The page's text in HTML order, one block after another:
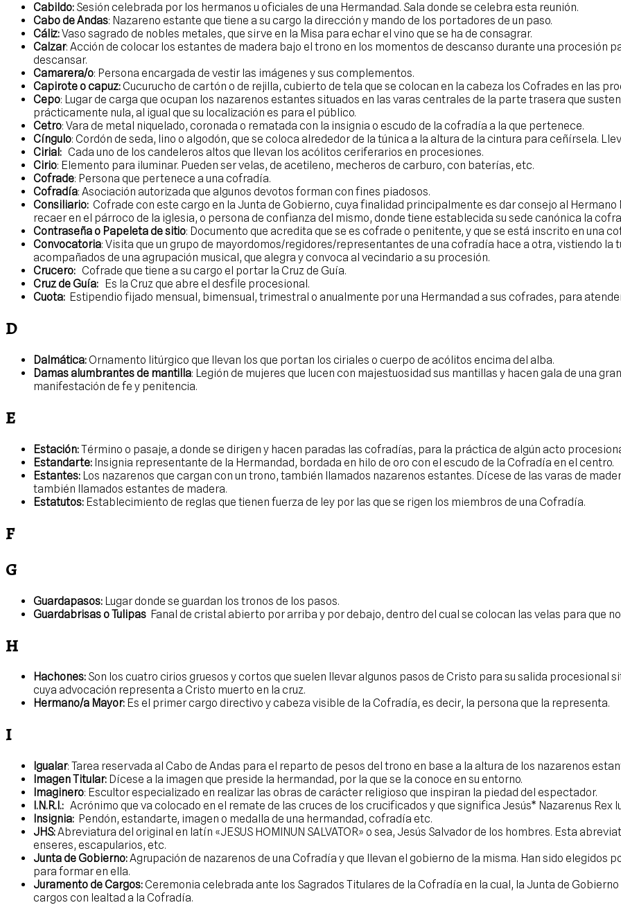
Cabildo: Sesión celebrada por los hermanos u oficiales de una Hermandad. Sala donde se celebra esta reunión.
Cabo de Andas: Nazareno estante que tiene a su cargo la dirección y mando de los portadores de un paso.
Cáliz:Vaso sagrado de nobles metales, que sirve en la Misa para echar el vino que se ha de consagrar.
Calzar: Acción de colocar los estantes de madera bajo el trono en los momentos de descanso durante una procesión
descansar.
Camarera/o: Persona encargada de vestir las imágenes y sus complementos.
Capirote o capuz: Cucurucho de cartón o de rejilla, cubierto de tela que se colocan en la cabeza los Cofrades en las
Cepo: Lugar de carga que ocupan los nazarenos estantes situados en las varas centrales de la parte trasera que
prácticamente nula, al igual que su localización es para el público.
Cetro: Vara de metal niquelado, coronada o rematada con la insignia o escudo de la cofradía a la que pertenece.
Cíngulo: Cordón de seda, lino o algodón, que se coloca alrededor de la túnica a la altura de la cintura para ceñírsela.
Cirial: Cada uno de los candeleros altos que llevan los acólitos ceriferarios en procesiones.
Cirio: Elemento para iluminar. Pueden ser velas, de acetileno, mecheros de carburo, con baterías, etc.
Cofrade: Persona que pertenece a una cofradía.
Cofradía: Asociación autorizada que algunos devotos forman con fines piadosos.
Consiliario: Cofrade con este cargo en la Junta de Gobierno, cuya finalidad principalmente es dar consejo al
recaer en el párroco de la iglesia, o persona de confianza del mismo, donde tiene establecida su sede canónica la
Contraseña o Papeleta de sitio: Documento que acredita que se es cofrade o penitente, y que se está inscrito en una
Convocatoria: Visita que un grupo de mayordomos/regidores/representantes de una cofradía hace a otra, vistiendo la
acompañados de una agrupación musical, que alegra y convoca al vecindario a su procesión.
Crucero: Cofrade que tiene a su cargo el portar la Cruz de Guía.
Cruz de Guía:
Es la Cruz que abre el desfile procesional.
Cuota: Estipendio fijado mensual, bimensual, trimestral o anualmente por una Hermandad a sus cofrades, para
D
Dalmática: Ornamento litúrgico que llevan los que portan los ciriales o cuerpo de acólitos encima del alba.
Damas alumbrantes de mantilla: Legión de mujeres que lucen con majestuosidad sus mantillas y hacen gala de una
manifestación de fe y penitencia.
E
Estación:Término o pasaje, a donde se dirigen y hacen paradas las cofradías, para la práctica de algún acto
Estandarte: Insignia representante de la Hermandad, bordada en hilo de oro con el escudo de la Cofradía en el centro.
Estantes: Los nazarenos que cargan con un trono, también llamados nazarenos estantes. Dícese de las varas de
también llamados estantes de madera.
Estatutos: Establecimiento de reglas que tienen fuerza de ley por las que se rigen los miembros de una Cofradía.
F
G
Guardapasos: Lugar donde se guardan los tronos de los pasos.
Guardabrisas o Tulipas Fanal de cristal abierto por arriba y por debajo, dentro del cual se colocan las velas para que
H
Hachones: Son los cuatro cirios gruesos y cortos que suelen llevar algunos pasos de Cristo para su salida procesional
cuya advocación representa a Cristo muerto en la cruz.
Hermano/a Mayor: Es el primer cargo directivo y cabeza visible de la Cofradía, es decir, la persona que la representa.
I
Igualar: Tarea reservada al Cabo de Andas para el reparto de pesos del trono en base a la altura de los nazarenos
Imagen Titular: Dícese a la imagen que preside la hermandad, por la que se la conoce en su entorno.
Imaginero: Escultor especializado en realizar las obras de carácter religioso que inspiran la piedad del espectador.
I.N.R.I.: Acrónimo que va colocado en el remate de las cruces de los crucificados y que significa Jesús* Nazarenus Rex
Insignia: Pendón, estandarte, imagen o medalla de una hermandad, cofradía etc.
JHS:Abreviatura del original en latín «JESUS HOMINUN SALVATOR» o sea, Jesús Salvador de los hombres. Esta
enseres, escapularios, etc.
Junta de Gobierno:Agrupación de nazarenos de una Cofradía y que llevan el gobierno de la misma. Han sido elegidos
para formar en ella.
Juramento de Cargos: Ceremonia celebrada ante los Sagrados Titulares de la Cofradía en la cual, la Junta de
cargos con lealtad a la Cofradía.